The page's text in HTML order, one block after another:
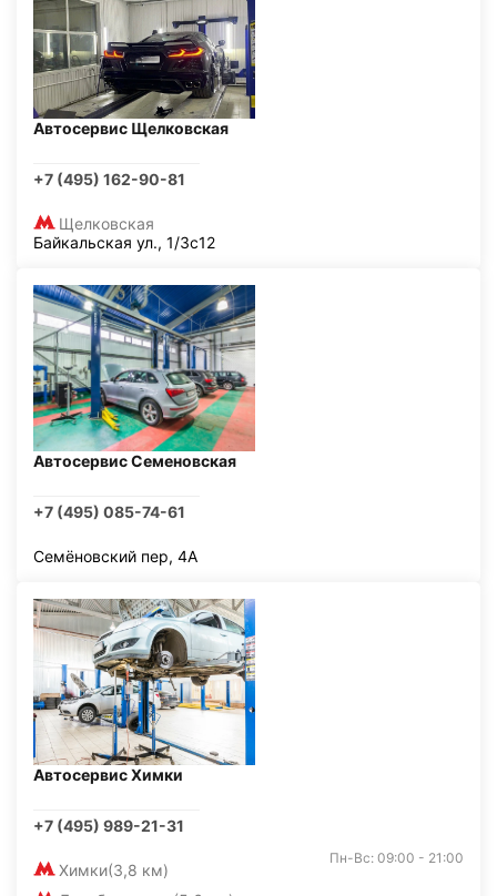
Автосервис Щелковская
+7 (495) 162-90-81
Щелковская
Байкальская ул., 1/3с12
Автосервис Семеновская
+7 (495) 085-74-61
Семёновский пер, 4А
Автосервис Химки
+7 (495) 989-21-31
Химки(3,8 км)
Пн-Вс: 09:00 - 21:00